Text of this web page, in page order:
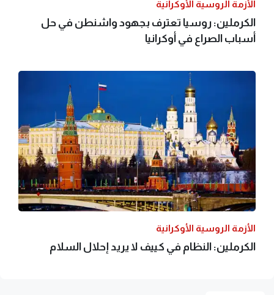
الأزمة الروسية الأوكرانية
الكرملين: روسيا تعترف بجهود واشنطن في حل
أسباب الصراع في أوكرانيا
الأزمة الروسية الأوكرانية
الكرملين: النظام في كييف لا يريد إحلال السلام